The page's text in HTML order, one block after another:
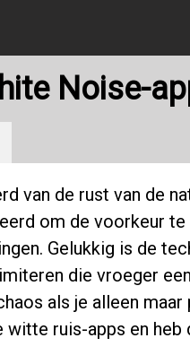
Noise-
van de rust van de
om de voorkeur
Gelukkig is de
die vroeger
als je alleen
witte ruis-apps en